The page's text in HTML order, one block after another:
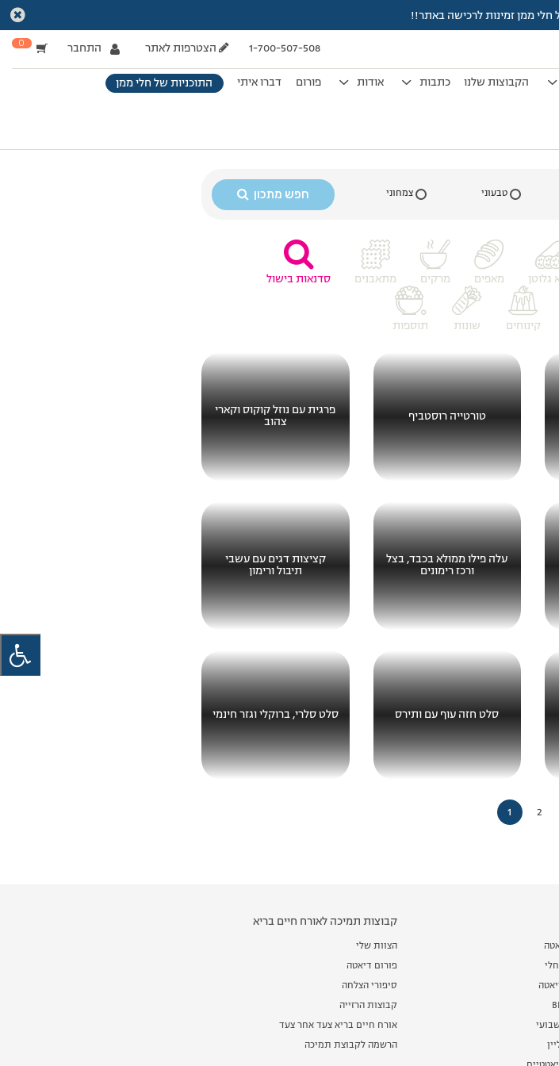
ממן זמינות לרכישה באתר!!
1-700-507-508 הצטרפות לאתר התחבר 0
הקבוצות שלנו כתבות אודות פורום דברו איתי התוכניות של חלי ממן
טבעוני צמחוני חפש מתכון
גלוטן מאפים מרקים מתאבנים סדנאות בישול
קינוחים שונות תוספות
טורטייה רוסטביף
פרגית עם נוזל קוקוס וקארי
צהוב
עלה פילו ממולא בכבד, בצל
ורכז רימונים
קציצות דגים עם עשבי
תיבול ורימון
סלט חזה עוף עם ותירס סלט סלרי, ברוקלי וגזר חינמי
1 2
קבוצות תמיכה לאורח חיים בריא
הצוות שלי
פורום דיאטה
סיפורי הצלחה
קבוצות הרזייה
אורח חיים בריא צעד אחר צעד
הרשמה לקבוצת תמיכה